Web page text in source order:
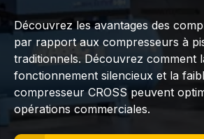
Découvrez les avantages des
par rapport aux compresseurs à
traditionnels. Découvrez comment
fonctionnement silencieux et la
compresseur CROSS peuvent
opérations commerciales.